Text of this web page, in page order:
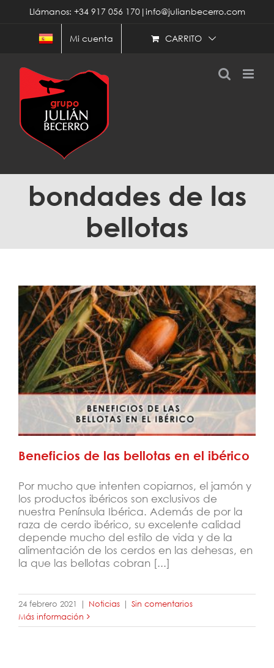
contenido
Llámanos: +34 917 056 170|info@julianbecerro.com
Mi cuenta CARRITO
bondades de las
bellotas
Beneficios de las bellotas en el ibérico
Beneficios de las bellotas en el ibérico
Por mucho que intenten copiarnos, el jamón y
los productos ibéricos son exclusivos de
nuestra Península Ibérica. Además de por la
raza de cerdo ibérico, su excelente calidad
depende mucho del estilo de vida y de la
alimentación de los cerdos en las dehesas, en
la que las bellotas cobran [...]
24 febrero 2021 | Noticias | Sin comentarios
Más información